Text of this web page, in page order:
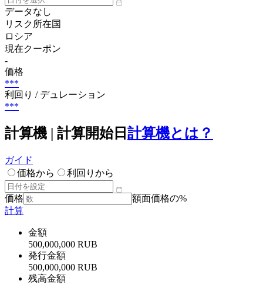
データなし
リスク所在国
ロシア
現在クーポン
-
価格
***
利回り / デュレーション
***
計算機 | 計算開始日 計算機とは？
ガイド
価格から
利回りから
価格
額面価格の%
計算
金額
500,000,000 RUB
発行金額
500,000,000 RUB
残高金額